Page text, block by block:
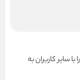
سایر کاربران به